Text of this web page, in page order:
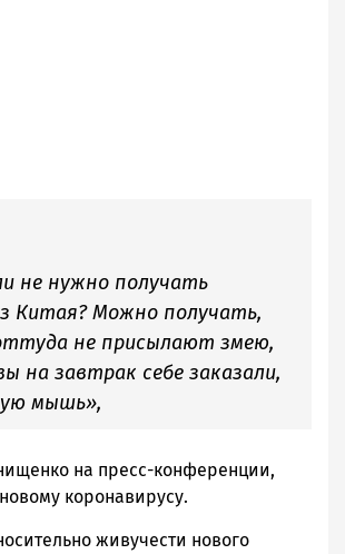
не нужно получать
Китая? Можно получать,
не присылают змею,
на завтрак себе заказали,
мышь»,
на пресс-конференции,
коронавирусу.
живучести нового